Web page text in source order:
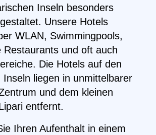
Inseln besonders
Unsere Hotels
WLAN, Swimmingpools,
Restaurants und oft auch
Die Hotels auf den
Inseln liegen in unmittelbarer
und dem kleinen
entfernt.
Ihren Aufenthalt in einem